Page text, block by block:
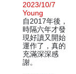
2023/10/7
Young
自2017年後，
時隔六年才發
現好讀又開始
運作了，真的
充滿深深感
謝。